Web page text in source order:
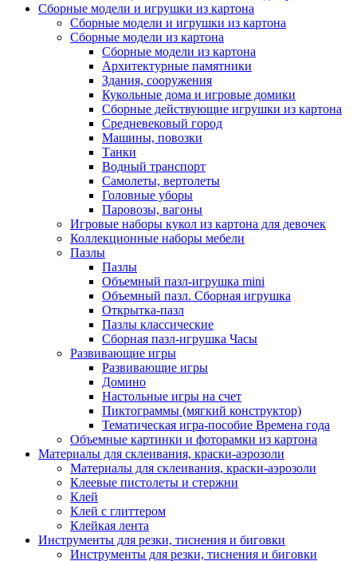
Сборные модели и игрушки из картона
Сборные модели и игрушки из картона
Сборные модели из картона
Сборные модели из картона
Архитектурные памятники
Здания, сооружения
Кукольные дома и игровые домики
Сборные действующие игрушки из картона
Средневековый город
Машины, повозки
Танки
Водный транспорт
Самолеты, вертолеты
Головные уборы
Паровозы, вагоны
Игровые наборы кукол из картона для девочек
Коллекционные наборы мебели
Пазлы
Пазлы
Объемный пазл-игрушка mini
Объемный пазл. Сборная игрушка
Открытка-пазл
Пазлы классические
Сборная пазл-игрушка Часы
Развивающие игры
Развивающие игры
Домино
Настольные игры на счет
Пиктограммы (мягкий конструктор)
Тематическая игра-пособие Времена года
Объемные картинки и фоторамки из картона
Материалы для склеивания, краски-аэрозоли
Материалы для склеивания, краски-аэрозоли
Клеевые пистолеты и стержни
Клей
Клей с глиттером
Клейкая лента
Инструменты для резки, тиснения и биговки
Инструменты для резки, тиснения и биговки